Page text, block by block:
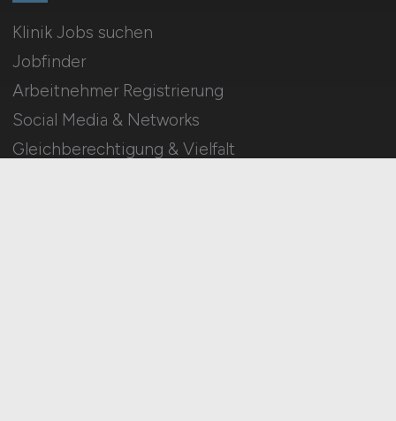
Klinik Jobs suchen
Jobfinder
Arbeitnehmer Registrierung
Social Media & Networks
Gleichberechtigung & Vielfalt